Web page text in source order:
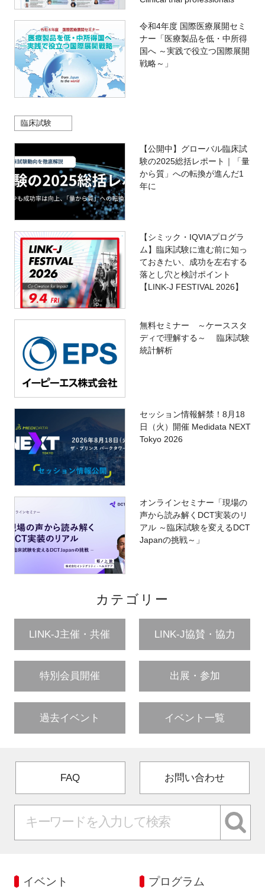
令和4年度 国際医療展開セミ
ナー「医療製品を低・中所得
国へ ～実践で役立つ国際展開
戦略～」
臨床試験
【公開中】グローバル臨床試
験の2025総括レポート｜「量
から質」への転換が進んだ1
年に
【シミック・IQVIAプログラ
ム】臨床試験に進む前に知っ
ておきたい、成功を左右する
落とし穴と検討ポイント
【LINK-J FESTIVAL 2026】
無料セミナー ～ケーススタ
ディで理解する～ 臨床試験
統計解析
セッション情報解禁！8月18
日（火）開催 Medidata NEXT
Tokyo 2026
オンラインセミナー「現場の
声から読み解くDCT実装のリ
アル ～臨床試験を変えるDCT
Japanの挑戦～」
カテゴリー
LINK-J主催・共催 LINK-J協賛・協力
特別会員開催 出展・参加
過去イベント イベント一覧
FAQ お問い合わせ
イベント プログラム